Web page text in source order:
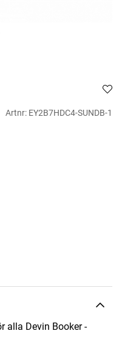
Artnr: EY2B7HDC4-SUNDB-1
alla Devin Booker -